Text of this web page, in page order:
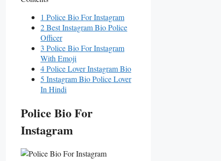
1 Police Bio For Instagram
2 Best Instagram Bio Police
Officer
3 Police Bio For Instagram
With Emoji
4 Police Lover Instagram Bio
5 Instagram Bio Police Lover
In Hindi
Police Bio For
Instagram